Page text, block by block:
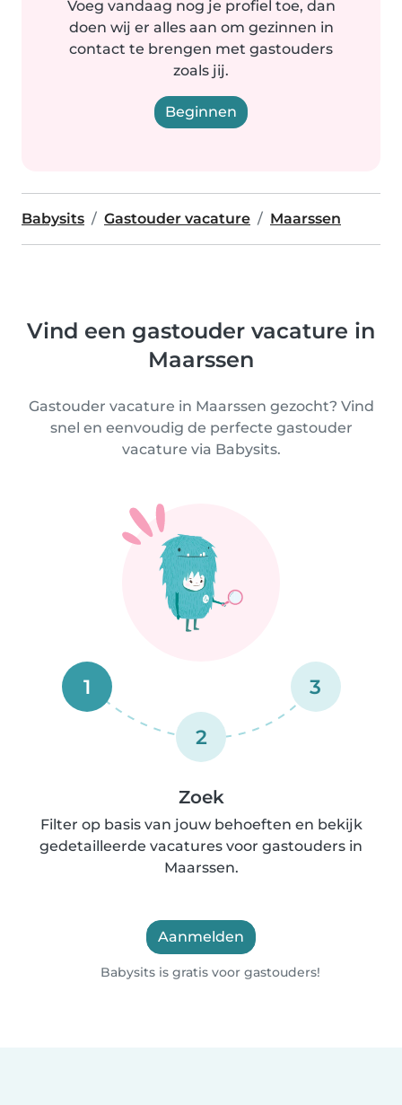
Voeg vandaag nog je profiel toe, dan
doen wij er alles aan om gezinnen in
contact te brengen met gastouders
zoals jij.
Beginnen
Babysits Gastouder vacature Maarssen
Vind een gastouder vacature in
Maarssen
Gastouder vacature in Maarssen gezocht? Vind
snel en eenvoudig de perfecte gastouder
vacature via Babysits.
1
2
3
Zoek
Filter op basis van jouw behoeften en bekijk
gedetailleerde vacatures voor gastouders in
Maarssen.
Aanmelden
Babysits is gratis voor gastouders!